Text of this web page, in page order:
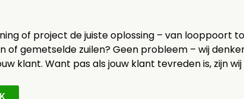
of project de juiste oplossing – van looppoort
of gemetselde zuilen? Geen probleem – wij
klant. Want pas als jouw klant tevreden is, zijn